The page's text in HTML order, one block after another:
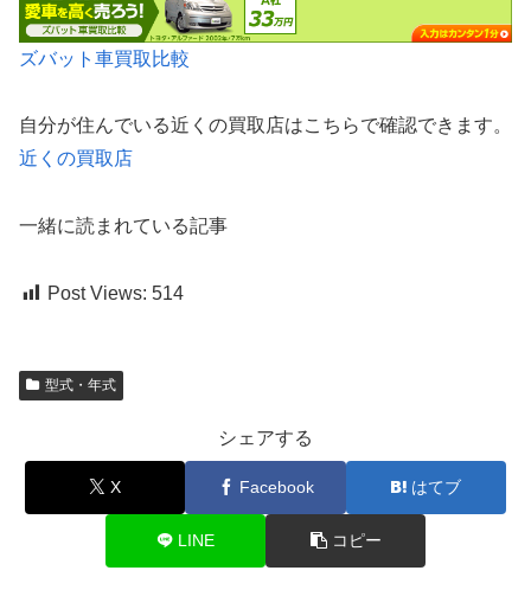
ズバット車買取比較
自分が住んでいる近くの買取店はこちらで確認できます。
近くの買取店
一緒に読まれている記事
Post Views: 514
型式・年式
シェアする
X Facebook はてブ
LINE コピー